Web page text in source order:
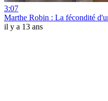
3:07
Marthe Robin : La fécondité
il y a 13 ans